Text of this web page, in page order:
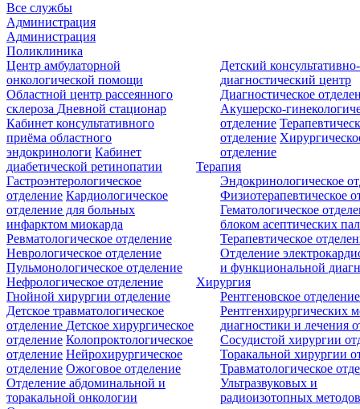
Все службы
Администрация
Администрация
Поликлиника
Центр амбулаторной
онкологической помощи
Областной центр рассеянного
склероза Дневной стационар
Кабинет консультативного
приёма областного
эндокринологи Кабинет
диабетической ретинопатии
Детский консультативно-
диагностический центр
Диагностическое
Акушерско-
отделение
отделение
отделение
Терапия
Гастроэнтерологическое
отделение Кардиологическое
отделение для больных
инфарктом миокарда
Ревматологическое отделение
Неврологическое отделение
Пульмонологическое отделение
Нефрологическое отделение
Эндокринологическое
Физиотерапевтическое
Гематологическое
блоком асептических
Терапевтическое
Отделение
и функциональной
Хирургия
Гнойной хирургии отделение
Детское травматологическое
отделение Детское хирургическое
отделение Колопроктологическое
отделение Нейрохирургическое
отделение Ожоговое отделение
Отделение абдоминальной и
торакальной онкологии
Рентгеновское отделение
Рентгенхирургических
диагностики и лечения
Сосудистой хирургии
Торакальной хирургии
Травматологическое
Ультразвуковых и
радиоизотопных